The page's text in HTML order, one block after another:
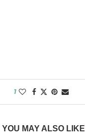
1
YOU MAY ALSO LIKE